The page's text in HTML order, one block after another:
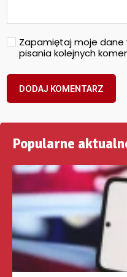
Zapamiętaj moje
pisania kolejnych
Popularne